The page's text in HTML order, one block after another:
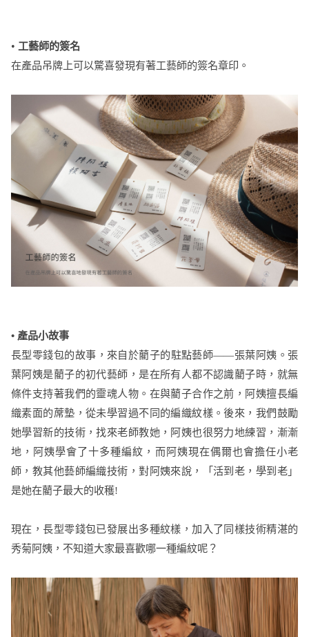
• 工藝師的簽名
在產品吊牌上可以驚喜發現有著工藝師的簽名章印。
• 產品小故事
長型零錢包的故事，來自於藺子的駐點藝師——張葉阿姨。張
葉阿姨是藺子的初代藝師，是在所有人都不認識藺子時，就無
條件支持著我們的靈魂人物。在與藺子合作之前，阿姨擅長編
織素面的蓆墊，從未學習過不同的編織紋樣。後來，我們鼓勵
她學習新的技術，找來老師教她，阿姨也很努力地練習，漸漸
地，阿姨學會了十多種編紋，而阿姨現在偶爾也會擔任小老
師，教其他藝師編織技術，對阿姨來說，「活到老，學到老」
是她在藺子最大的收穫!
現在，長型零錢包已發展出多種紋樣，加入了同樣技術精湛的
秀菊阿姨，不知道大家最喜歡哪一種編紋呢？